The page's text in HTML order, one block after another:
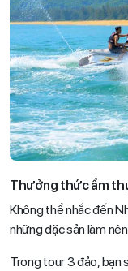
Thưởng thức ẩm
Không thể nhắc đến
những đặc sản làm
Trong tour 3 đảo,